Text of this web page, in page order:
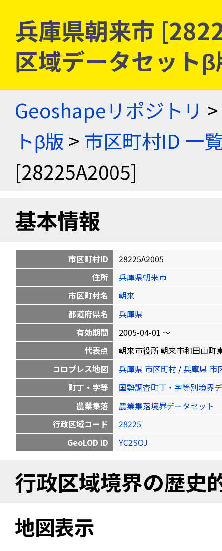
兵庫県朝来市
区域データセット
Geoshapeリポジトリ >
トβ版 > 市区町村ID 一
[28225A2005]
基本情報
市区町村ID
28225A2005
住所
兵庫県朝来市
市区町村名
朝来
都道府県名
兵庫県
有効期間
2005-04-01 〜
代表点
朝来市役所 朝来市和田山町
コロプレス地図
兵庫県 市区町村 /兵庫県 市
町丁・字等
国勢調査町丁・字等別境界
農業集落
農業集落境界データセット
行政区域コード
28225
GeoLOD ID
YC2SOJ
行政区域境界の歴史
地図表示